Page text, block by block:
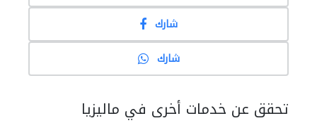
شارك
شارك
تحقق عن خدمات أخرى في ماليزيا